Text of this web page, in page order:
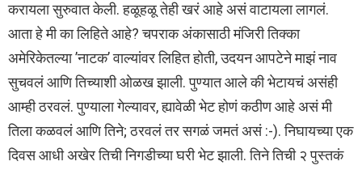
करायला सुरुवात केली. हळूहळू तेही खरं आहे असं वाटायला लागलं.
आता हे मी का लिहिते आहे? चपराक अंकासाठी मंजिरी तिक्का
अमेरिकेतल्या ’नाटक’ वाल्यांवर लिहित होती, उदयन आपटेने माझं नाव
सुचवलं आणि तिच्याशी ओळख झाली. पुण्यात आले की भेटायचं असंही
आम्ही ठरवलं. पुण्याला गेल्यावर, ह्यावेळी भेट होणं कठीण आहे असं मी
तिला कळवलं आणि तिने; ठरवलं तर सगळं जमतं असं :-). निघायच्या एक
दिवस आधी अखेर तिची निगडीच्या घरी भेट झाली. तिने तिची २ पुस्तकं